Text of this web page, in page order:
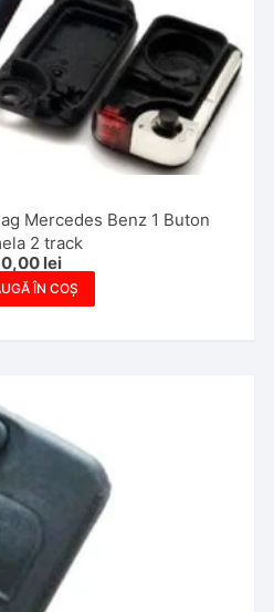
Mercedes Benz 1 Buton
2 track
lei
ÎN COȘ